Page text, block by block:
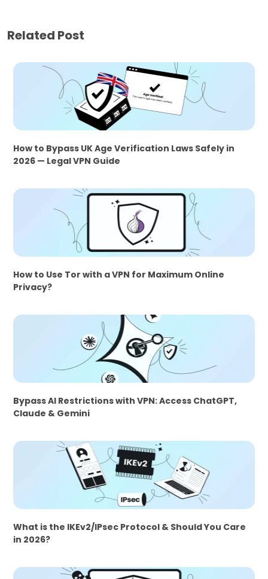
Related Post
How to Bypass UK Age Verification Laws Safely in
2026 — Legal VPN Guide
How to Use Tor with a VPN for Maximum Online
Privacy?
Bypass AI Restrictions with VPN: Access ChatGPT,
Claude & Gemini
What is the IKEv2/IPsec Protocol & Should You Care
in 2026?